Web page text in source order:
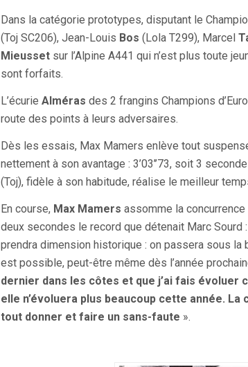
Dans la catégorie prototypes, disputant le
(Toj SC206), Jean-Louis Bos (Lola T299), Marcel
Mieusset sur l’Alpine A441 qui n’est plus toute
sont forfaits.
L’écurie Alméras des 2 frangins Champions
route des points à leurs adversaires.
Dès les essais, Max Mamers enlève tout
nettement à son avantage : 3’03’’73, soit 3
(Toj), fidèle à son habitude, réalise le meilleur
En course, Max Mamers assomme la
deux secondes le record que détenait Marc Sourd :
prendra dimension historique : on passera sous
est possible, peut-être même dès l’année
dernier dans les côtes et que j’ai fais évoluer
elle n’évoluera plus beaucoup cette année.
tout donner et faire un sans-faute ».